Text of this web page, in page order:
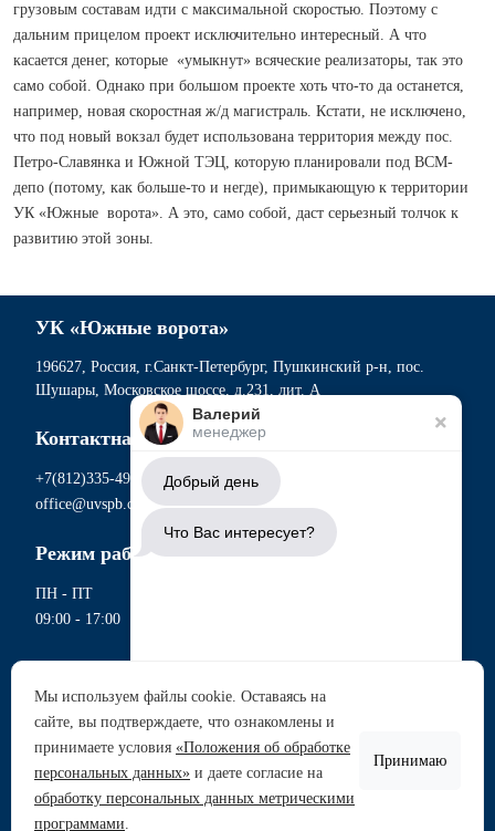
грузовым составам идти с максимальной скоростью. Поэтому с
дальним прицелом проект исключительно интересный. А что
касается денег, которые «умыкнут» всяческие реализаторы, так это
само собой. Однако при большом проекте хоть что-то да останется,
например, новая скоростная ж/д магистраль. Кстати, не исключено,
что под новый вокзал будет использована территория между пос.
Петро-Славянка и Южной ТЭЦ, которую планировали под ВСМ-
депо (потому, как больше-то и негде), примыкающую к территории
УК «Южные ворота». А это, само собой, даст серьезный толчок к
развитию этой зоны.
УК «Южные ворота»
196627, Россия, г.Санкт-Петербург, Пушкинский р-н, пос.
Шушары, Московское шоссе, д.231, лит. А
Контактная информация
+7(812)335-49-56
office@uvspb.com
Режим работы
ПН - ПТ
09:00 - 17:00
Политика обработки персональных данных
Согласие на обработку данных метрическими программами
Согласие на обработку персональных данных
Сводная ведомость проведения СОУТ
Перечень рекомендуемых мероприятий по улучшению
Валерий
менеджер
Добрый день
Что Вас интересует?
Аренда участков
Продажа участков
Задать вопрос
Мы используем файлы cookie. Оставаясь на
сайте, вы подтверждаете, что ознакомлены и
принимаете условия «Положения об обработке
персональных данных» и даете согласие на
обработку персональных данных метрическими
программами.
Принимаю